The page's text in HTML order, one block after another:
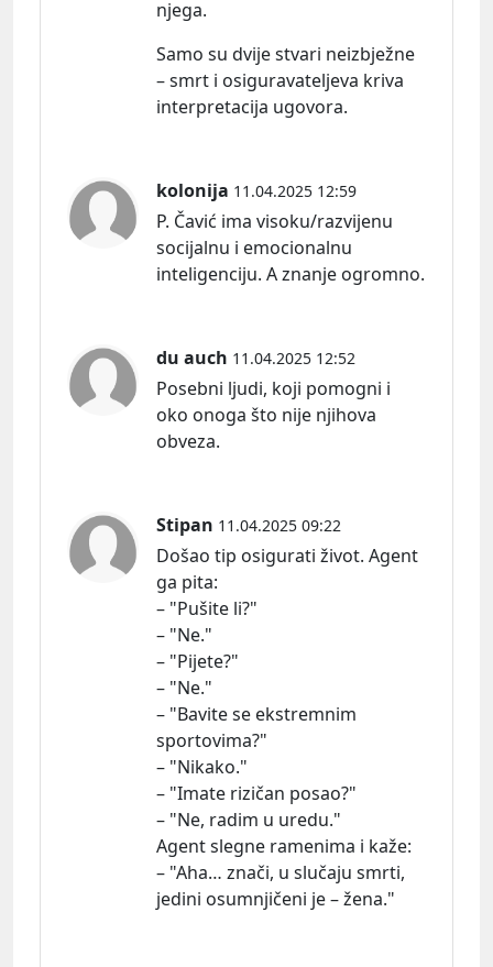
njega.
Samo su dvije stvari neizbježne
– smrt i osiguravateljeva kriva
interpretacija ugovora.
kolonija 11.04.2025 12:59
P. Čavić ima visoku/razvijenu
socijalnu i emocionalnu
inteligenciju. A znanje ogromno.
du auch 11.04.2025 12:52
Posebni ljudi, koji pomogni i
oko onoga što nije njihova
obveza.
Stipan 11.04.2025 09:22
Došao tip osigurati život. Agent
ga pita:
– "Pušite li?"
– "Ne."
– "Pijete?"
– "Ne."
– "Bavite se ekstremnim
sportovima?"
– "Nikako."
– "Imate rizičan posao?"
– "Ne, radim u uredu."
Agent slegne ramenima i kaže:
– "Aha… znači, u slučaju smrti,
jedini osumnjičeni je – žena."